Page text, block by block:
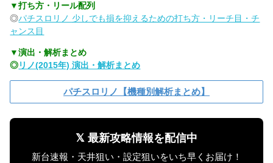
▼打ち方・リール配列
◎パチスロリノ 少しでも損を抑えるための打ち方・リーチ目・チ
ャンス目
▼演出・解析まとめ
◎リノ(2015年) 演出・解析まとめ
パチスロリノ【機種別解析まとめ】
𝕏 最新攻略情報を配信中
新台速報・天井狙い・設定狙いをいち早くお届け！